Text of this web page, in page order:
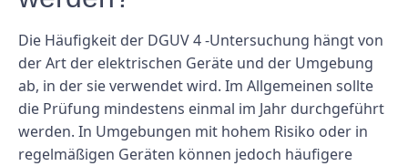
Die Häufigkeit der DGUV 4 -Untersuchung hängt von
der Art der elektrischen Geräte und der Umgebung
ab, in der sie verwendet wird. Im Allgemeinen sollte
die Prüfung mindestens einmal im Jahr durchgeführt
werden. In Umgebungen mit hohem Risiko oder in
regelmäßigen Geräten können jedoch häufigere